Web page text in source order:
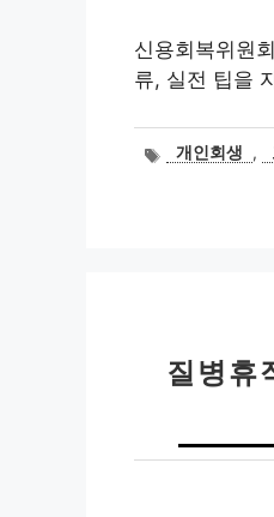
신용회복위원
류, 실전 팁을
태개인회생 ,
질병휴